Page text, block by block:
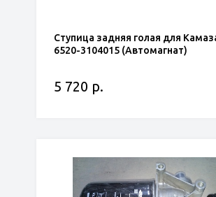
Ступица задняя голая для
6520-3104015 (Автомагнат)
5 720 р.